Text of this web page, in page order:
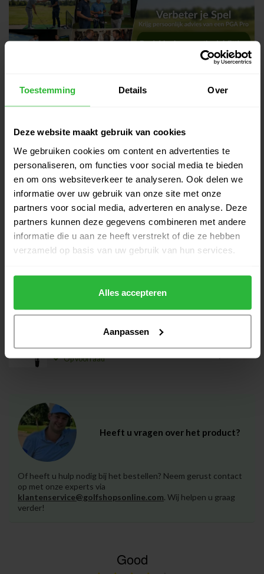
Toestemming Details Over
Deze website maakt gebruik van cookies
We gebruiken cookies om content en advertenties te
personaliseren, om functies voor social media te bieden
en om ons websiteverkeer te analyseren. Ook delen we
informatie over uw gebruik van onze site met onze
partners voor social media, adverteren en analyse. Deze
partners kunnen deze gegevens combineren met andere
informatie die u aan ze heeft verstrekt of die ze hebben
verzameld op basis van uw gebruik van hun services.
Alles accepteren
Aanpassen
Gerelateerde producten
Callaway Wedge Opus SP Black
Op voorraad
Titleist Vokey Wedge SM11 JB F
Staal RH
Op voorraad
€205,00
Callaway CB12 Wedge graphite
RH
Op voorraad
€155,00
Callaway Wedge Opus SP
Chrome SG staal RH
Callaway Elyte X Approach
Wedge staal RH
Op voorraad
Heeft u vragen over het product?
Of heeft u hulp nodig bij het bestellen? Neem gerust contact
op met onze experts via
klantenservice@golfshopsonline.com. Wij helpen u graag
verder!
Good